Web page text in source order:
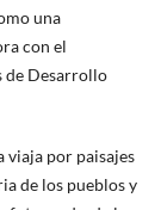
una
con el
de Desarrollo
viaja por paisajes
de los pueblos y